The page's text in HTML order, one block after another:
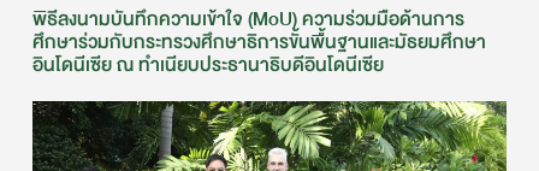
พิธีลงนามบันทึกความเข้าใจ (MoU) ความร่วมมือด้านการ
ศึกษาร่วมกับกระทรวงศึกษาธิการขั้นพื้นฐานและมัธยมศึกษา
อินโดนีเซีย ณ ทำเนียบประธานาธิบดีอินโดนีเซีย